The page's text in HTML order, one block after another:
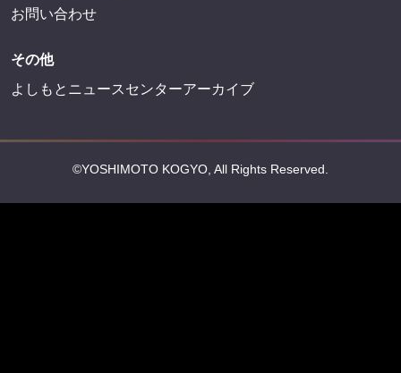
お問い合わせ
その他
よしもとニュースセンターアーカイブ
©YOSHIMOTO KOGYO, All Rights Reserved.